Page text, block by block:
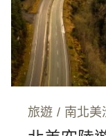
旅遊 / 南北美